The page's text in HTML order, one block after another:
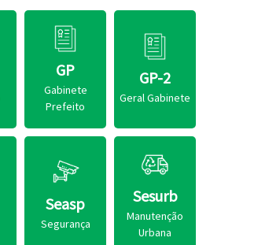
GP
Gabinete
Prefeito
GP-2
Geral Gabinete
Seasp
Segurança
Sesurb
Manutenção
Urbana